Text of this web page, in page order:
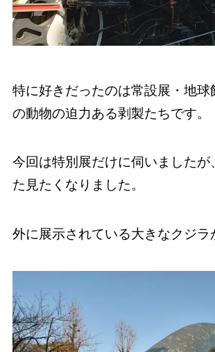
特に好きだったのは常設展・地球
の動物の迫力ある剥製たちです。
今回は特別展だけに伺いましたが
た見たくなりました。
外に展示されている大きなクジラ